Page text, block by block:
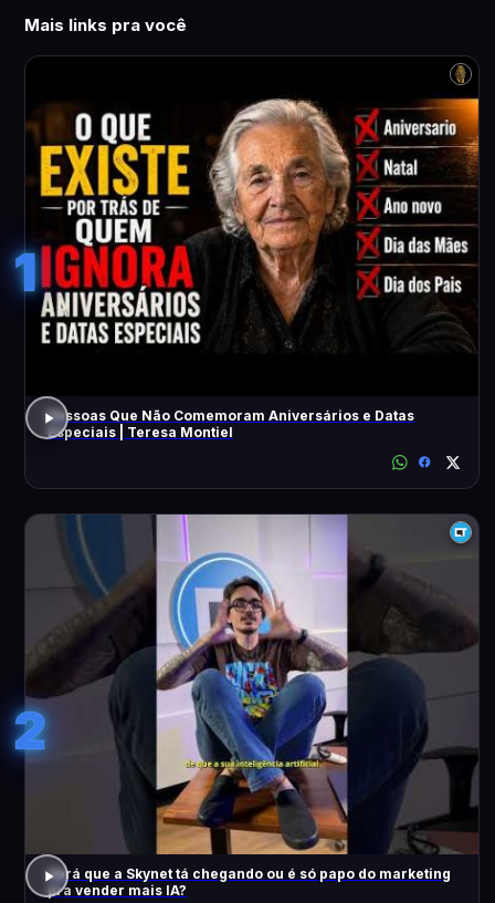
Mais links pra você
1
Pessoas Que Não Comemoram Aniversários e Datas
Especiais | Teresa Montiel
2
Será que a Skynet tá chegando ou é só papo do marketing
pra vender mais IA?